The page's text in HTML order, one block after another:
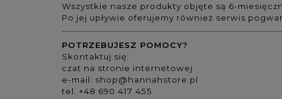
Wszystkie nasze produkty objęte są 6-
Po jej upływie oferujemy również serwis
POTRZEBUJESZ POMOCY?
Skontaktuj się:
czat na stronie internetowej
e-mail: shop@hannahstore.pl
tel. +48 690 417 455